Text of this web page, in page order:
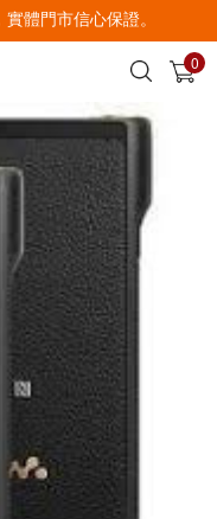
體門市信心保證。
0
查看